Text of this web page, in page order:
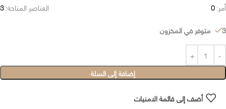
أمر:0 العناصر المتاحة:3
3 متوفر في المخزون
إضافة إلى السلة
أضف إلى قائمة الامنيات